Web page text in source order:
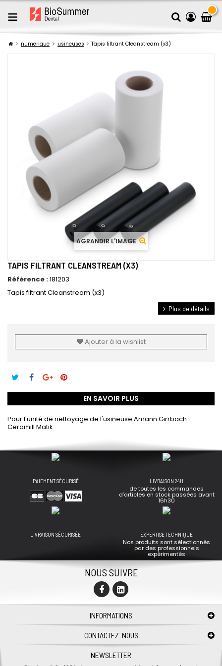
numerique usineuses Tapis filtrant Cleanstream (x3)
AGRANDIR L'IMAGE
TAPIS FILTRANT CLEANSTREAM (X3)
Référence :181203
Tapis filtrant Cleanstream (x3)
Plus de détails
Ajouter à la wishlist
EN SAVOIR PLUS
Pour l'unité de nettoyage de l'usineuse Amann Girrbach
Ceramill Matik
PAIEMENT SÉCURISÉ LIVRAISON 24H
de toutes les commandes
d’articles en stock passées avant
16h30
LIVRAISON SÉCURISÉE EXPERTISE TECHNIQUE
Nos produits sont sélectionnés
par des professionnels
expérimentés
NOUS SUIVRE
INFORMATIONS
CONTACTEZ-NOUS
NEWSLETTER